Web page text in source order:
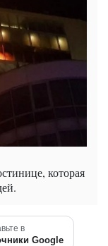
которая
в
Google